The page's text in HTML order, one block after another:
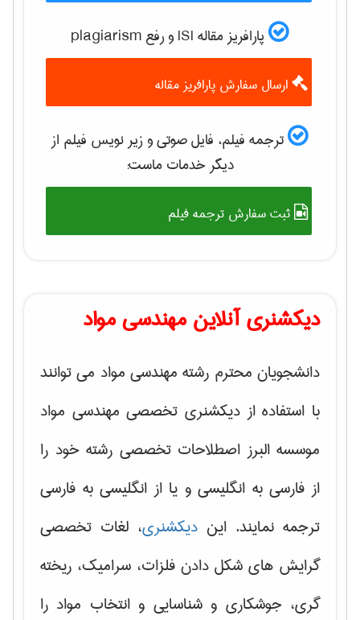
پارافریز مقاله ISI و رفع plagiarism
ارسال سفارش پارافریز مقاله
ترجمه فیلم، فایل صوتی و زیر نویس فیلم از
دیگر خدمات ماست:
ثبت سفارش ترجمه فیلم
دیکشنری آنلاین مهندسی مواد
دانشجویان محترم رشته مهندسی مواد می توانند
با استفاده از دیکشنری تخصصی مهندسی مواد
موسسه البرز اصطلاحات تخصصی رشته خود را
از فارسی به انگلیسی و یا از انگلیسی به فارسی
ترجمه نمایند. این دیکشنری، لغات تخصصی
گرایش های شکل دادن فلزات، سرامیک، ریخته
گری، جوشکاری و شناسایی و انتخاب مواد را